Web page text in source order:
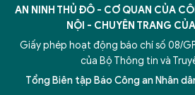
AN NINH THỦ ĐÔ - CƠ QUAN CỦA
NỘI - CHUYÊN TRANG
Giấy phép hoạt động báo chí số 08/
của Bộ Thông tin và
Tổng Biên tập Báo Công an Nhân